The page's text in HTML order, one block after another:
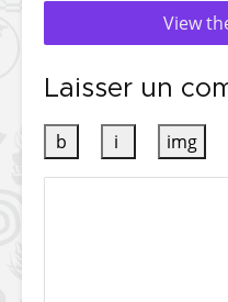
View
Laisser un